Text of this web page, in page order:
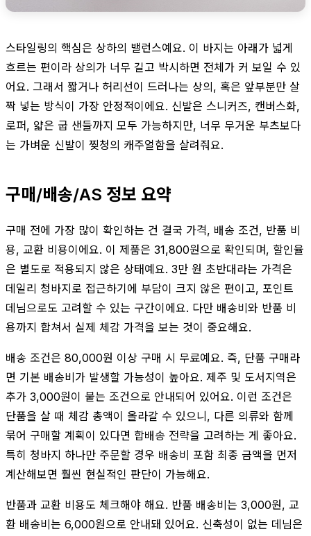
스타일링의 핵심은 상하의 밸런스예요. 이 바지는 아래가 넓게
흐르는 편이라 상의가 너무 길고 박시하면 전체가 커 보일 수 있
어요. 그래서 짧거나 허리선이 드러나는 상의, 혹은 앞부분만 살
짝 넣는 방식이 가장 안정적이에요. 신발은 스니커즈, 캔버스화,
로퍼, 얇은 굽 샌들까지 모두 가능하지만, 너무 무거운 부츠보다
는 가벼운 신발이 찢청의 캐주얼함을 살려줘요.
구매/배송/AS 정보 요약
구매 전에 가장 많이 확인하는 건 결국 가격, 배송 조건, 반품 비
용, 교환 비용이에요. 이 제품은 31,800원으로 확인되며, 할인율
은 별도로 적용되지 않은 상태예요. 3만 원 초반대라는 가격은
데일리 청바지로 접근하기에 부담이 크지 않은 편이고, 포인트
데님으로도 고려할 수 있는 구간이에요. 다만 배송비와 반품 비
용까지 합쳐서 실제 체감 가격을 보는 것이 중요해요.
배송 조건은 80,000원 이상 구매 시 무료예요. 즉, 단품 구매라
면 기본 배송비가 발생할 가능성이 높아요. 제주 및 도서지역은
추가 3,000원이 붙는 조건으로 안내되어 있어요. 이런 조건은
단품을 살 때 체감 총액이 올라갈 수 있으니, 다른 의류와 함께
묶어 구매할 계획이 있다면 합배송 전략을 고려하는 게 좋아요.
특히 청바지 하나만 주문할 경우 배송비 포함 최종 금액을 먼저
계산해보면 훨씬 현실적인 판단이 가능해요.
반품과 교환 비용도 체크해야 해요. 반품 배송비는 3,000원, 교
환 배송비는 6,000원으로 안내돼 있어요. 신축성이 없는 데님은